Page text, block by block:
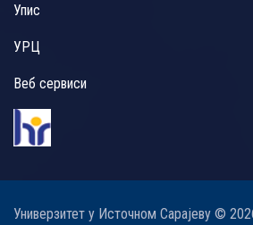
Упис
УРЦ
Веб сервиси
Универзитет у Источном Сарајеву ©